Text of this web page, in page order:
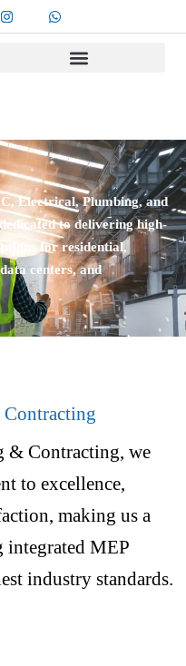
Electrical, Plumbing, and
to delivering high-
for residential,
centers, and
& Contracting, we
to excellence,
making us a
integrated MEP
industry standards.